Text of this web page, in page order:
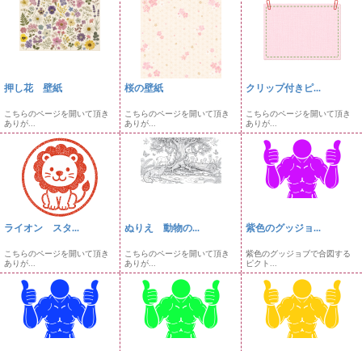
押し花 壁紙
こちらのページを開いて頂き
ありが...
桜の壁紙
こちらのページを開いて頂き
ありが...
クリップ付きピ...
こちらのページを開いて頂き
ありが...
ライオン スタ...
こちらのページを開いて頂き
ありが...
ぬりえ 動物の...
こちらのページを開いて頂き
ありが...
紫色のグッジョ...
紫色のグッジョブで合図する
ピクト...